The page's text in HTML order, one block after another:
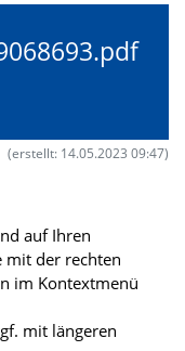
(erstellt: 14.05.2023 09:47)
auf Ihren
mit der rechten
im Kontextmenü
mit längeren